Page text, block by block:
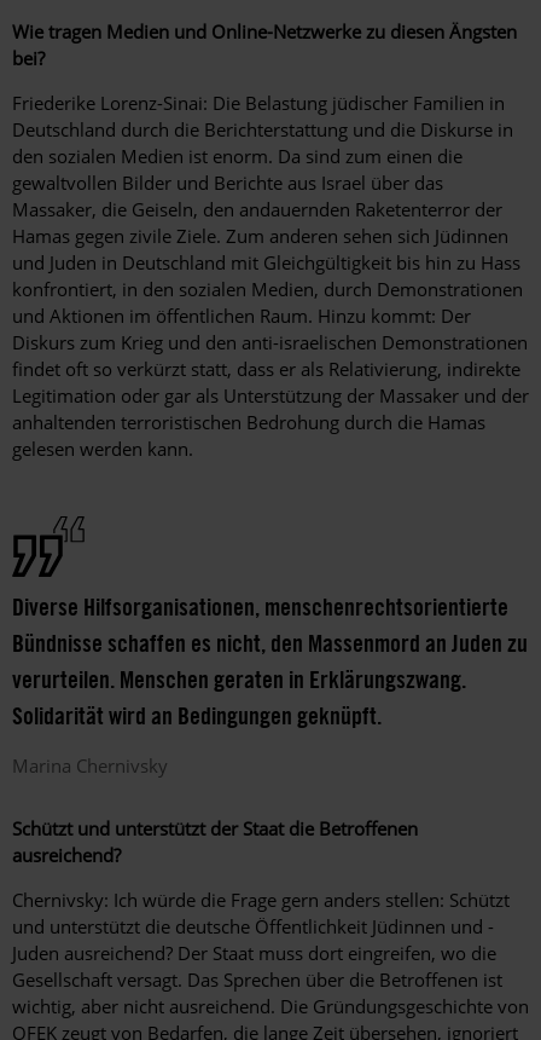
Wie tragen Medien und Online-Netzwerke zu diesen Ängsten
bei?
Friederike Lorenz-Sinai: Die Belastung jüdischer Familien in
Deutschland durch die Berichterstattung und die Diskurse in
den sozialen Medien ist enorm. Da sind zum einen die
gewaltvollen Bilder und Berichte aus Israel über das
Massaker, die Geiseln, den andauernden Raketenterror der
Hamas gegen zivile Ziele. Zum anderen sehen sich Jüdinnen
und Juden in Deutschland mit Gleichgültigkeit bis hin zu Hass
konfrontiert, in den sozialen Medien, durch Demonstrationen
und ­Aktionen im öffentlichen Raum. Hinzu kommt: Der
Diskurs zum Krieg und den anti-israelischen Demonstrationen
findet oft so verkürzt statt, dass er als Relativierung, indirekte
Legitimation oder gar als Unterstützung der Massaker und der
anhaltenden terroristischen Bedrohung durch die Hamas
gelesen werden kann.
Diverse Hilfsorganisationen, menschenrechtsorientierte
Bündnisse schaffen es nicht, den Massenmord an Juden zu
verurteilen. Menschen geraten in Erklärungszwang.
Solidarität wird an Bedingungen geknüpft.
Marina Chernivsky
Schützt und unterstützt der Staat die Betroffenen
ausreichend?
Chernivsky: Ich würde die Frage gern anders stellen: Schützt
und unterstützt die deutsche Öffentlichkeit Jüdinnen und ­
Juden ausreichend? Der Staat muss dort eingreifen, wo die
Gesellschaft versagt. Das Sprechen über die Betroffenen ist
wichtig, aber nicht ausreichend. Die Gründungsgeschichte von
OFEK zeugt von Bedarfen, die lange Zeit übersehen, ignoriert